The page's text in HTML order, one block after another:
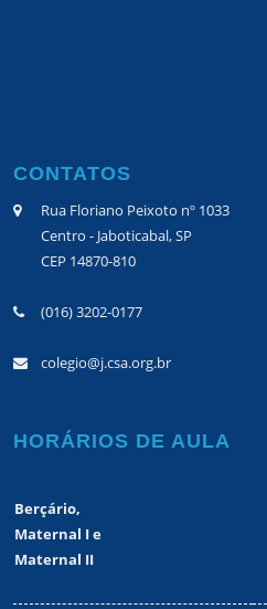
CONTATOS
Rua Floriano Peixoto nº 1033
Centro - Jaboticabal, SP
CEP 14870-810
(016) 3202-0177
colegio@j.csa.org.br
HORÁRIOS DE AULA
Berçário,
Maternal I e
Maternal II